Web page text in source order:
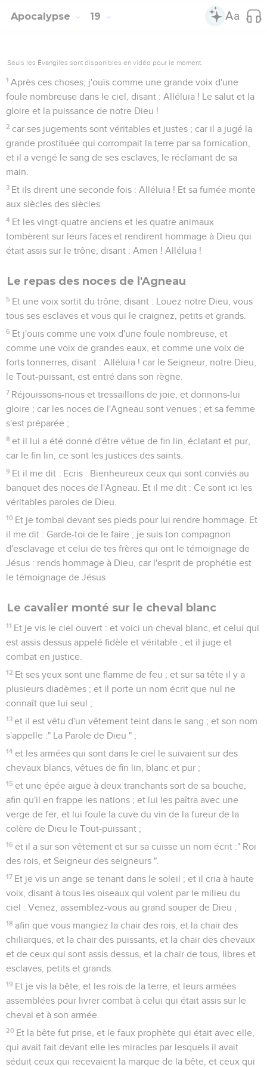
Apocalypse 19
Seuls les Évangiles sont disponibles en vidéo pour le moment.
1 Après ces choses, j'ouïs comme une grande voix d'une
foule nombreuse dans le ciel, disant : Alléluia ! Le salut et la
gloire et la puissance de notre Dieu !
2 car ses jugements sont véritables et justes ; car il a jugé la
grande prostituée qui corrompait la terre par sa fornication,
et il a vengé le sang de ses esclaves, le réclamant de sa
main.
3 Et ils dirent une seconde fois : Alléluia ! Et sa fumée monte
aux siècles des siècles.
4 Et les vingt-quatre anciens et les quatre animaux
tombèrent sur leurs faces et rendirent hommage à Dieu qui
était assis sur le trône, disant : Amen ! Alléluia !
Le repas des noces de l'Agneau
5 Et une voix sortit du trône, disant : Louez notre Dieu, vous
tous ses esclaves et vous qui le craignez, petits et grands.
6 Et j'ouïs comme une voix d'une foule nombreuse, et
comme une voix de grandes eaux, et comme une voix de
forts tonnerres, disant : Alléluia ! car le Seigneur, notre Dieu,
le Tout-puissant, est entré dans son règne.
7 Réjouissons-nous et tressaillons de joie, et donnons-lui
gloire ; car les noces de l'Agneau sont venues ; et sa femme
s'est préparée ;
8 et il lui a été donné d'être vêtue de fin lin, éclatant et pur,
car le fin lin, ce sont les justices des saints.
9 Et il me dit : Ecris : Bienheureux ceux qui sont conviés au
banquet des noces de l'Agneau. Et il me dit : Ce sont ici les
véritables paroles de Dieu.
10 Et je tombai devant ses pieds pour lui rendre hommage. Et
il me dit : Garde-toi de le faire ; je suis ton compagnon
d'esclavage et celui de tes frères qui ont le témoignage de
Jésus : rends hommage à Dieu, car l'esprit de prophétie est
le témoignage de Jésus.
Le cavalier monté sur le cheval blanc
11 Et je vis le ciel ouvert : et voici un cheval blanc, et celui qui
est assis dessus appelé fidèle et véritable ; et il juge et
combat en justice.
12 Et ses yeux sont une flamme de feu ; et sur sa tête il y a
plusieurs diadèmes ; et il porte un nom écrit que nul ne
connaît que lui seul ;
13 et il est vêtu d'un vêtement teint dans le sang ; et son nom
s'appelle :" La Parole de Dieu " ;
14 et les armées qui sont dans le ciel le suivaient sur des
chevaux blancs, vêtues de fin lin, blanc et pur ;
15 et une épée aiguë à deux tranchants sort de sa bouche,
afin qu'il en frappe les nations ; et lui les paîtra avec une
verge de fer, et lui foule la cuve du vin de la fureur de la
colère de Dieu le Tout-puissant ;
16 et il a sur son vêtement et sur sa cuisse un nom écrit :" Roi
des rois, et Seigneur des seigneurs ".
17 Et je vis un ange se tenant dans le soleil ; et il cria à haute
voix, disant à tous les oiseaux qui volent par le milieu du
ciel : Venez, assemblez-vous au grand souper de Dieu ;
18 afin que vous mangiez la chair des rois, et la chair des
chiliarques, et la chair des puissants, et la chair des chevaux
et de ceux qui sont assis dessus, et la chair de tous, libres et
esclaves, petits et grands.
19 Et je vis la bête, et les rois de la terre, et leurs armées
assemblées pour livrer combat à celui qui était assis sur le
cheval et à son armée.
20 Et la bête fut prise, et le faux prophète qui était avec elle,
qui avait fait devant elle les miracles par lesquels il avait
séduit ceux qui recevaient la marque de la bête, et ceux qui